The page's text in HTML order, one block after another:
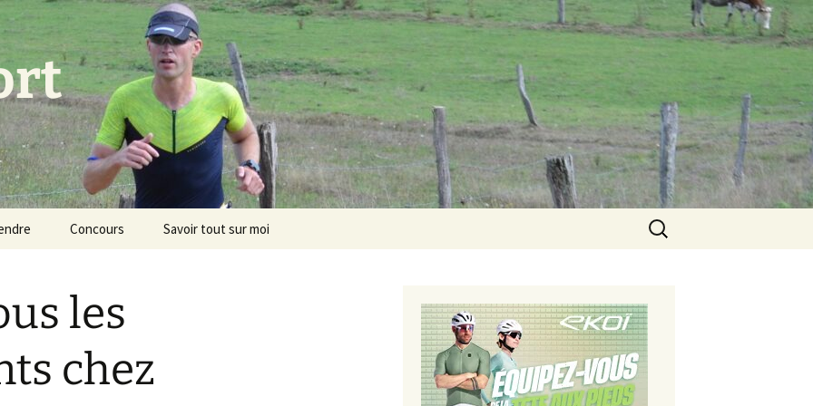
Concours Savoir tout sur moi
Rechercher :
les
chez